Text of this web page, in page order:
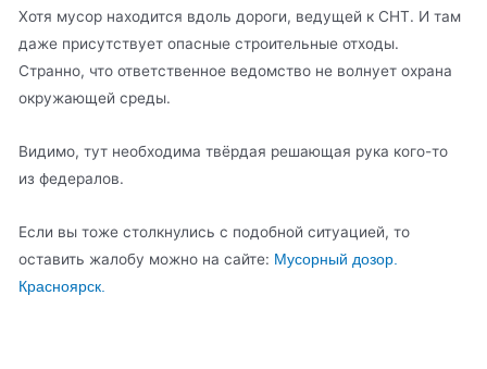
Хотя мусор находится вдоль дороги, ведущей к СНТ. И там
даже присутствует опасные строительные отходы.
Странно, что ответственное ведомство не волнует охрана
окружающей среды.
Видимо, тут необходима твёрдая решающая рука кого-то
из федералов.
Если вы тоже столкнулись с подобной ситуацией, то
оставить жалобу можно на сайте: Мусорный дозор.
Красноярск.